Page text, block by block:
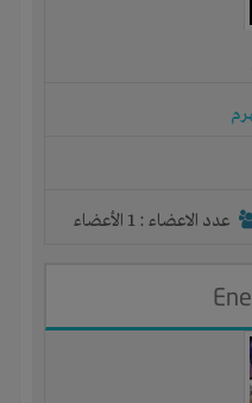
عدد الاعضاء : 1 الأعضاء